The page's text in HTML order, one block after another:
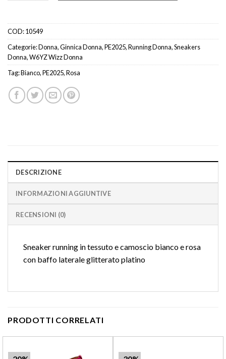
COD:10549
Categorie:Donna,Ginnica Donna,PE2025,Running Donna,Sneakers
Donna,W6YZ Wizz Donna
Tag:Bianco,PE2025,Rosa
DESCRIZIONE
INFORMAZIONI AGGIUNTIVE
RECENSIONI (0)
Sneaker running in tessuto e camoscio bianco e rosa
con baffo laterale glitterato platino
PRODOTTI CORRELATI